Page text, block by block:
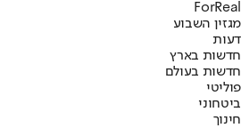
ForReal
מגזין השבוע
דעות
חדשות בארץ
חדשות בעולם
פוליטי
ביטחוני
חינוך